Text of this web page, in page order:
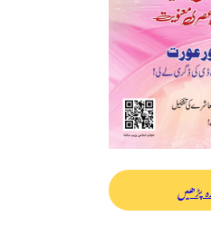
پڑھیں